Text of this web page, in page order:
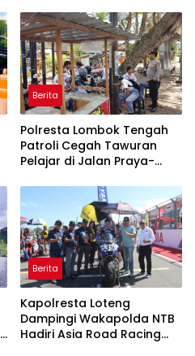
Berita
Polresta Lombok Tengah
Patroli Cegah Tawuran
Pelajar di Jalan Praya-
Berita
Kapolresta Loteng
Dampingi Wakapolda NTB
Hadiri Asia Road Racing